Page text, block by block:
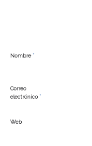
Nombre *
Correo
electrónico *
Web